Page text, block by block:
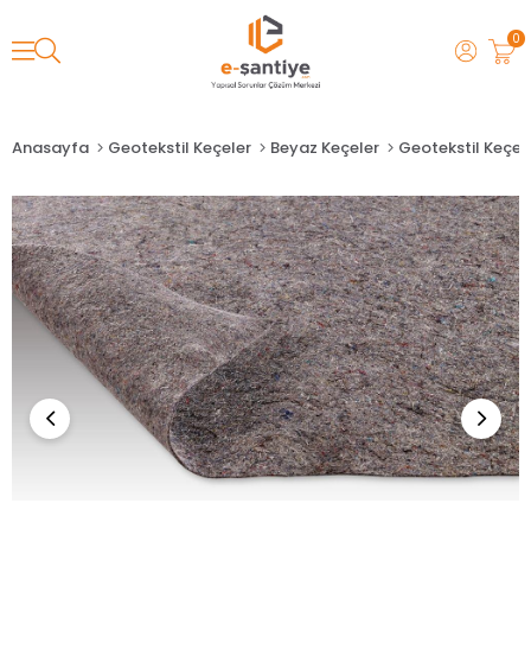
0
Anasayfa Geotekstil Keçeler Beyaz Keçeler Geotekstil Keçe